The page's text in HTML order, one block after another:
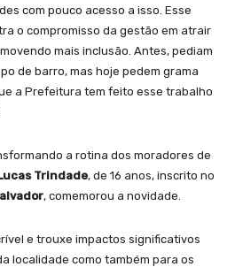
com pouco acesso a isso. Esse
o compromisso da gestão em atrair
mais inclusão. Antes, pediam
de barro, mas hoje pedem grama
a Prefeitura tem feito esse trabalho
a rotina dos moradores de
Trindade, de 16 anos, inscrito no
, comemorou a novidade.
e trouxe impactos significativos
localidade como também para os